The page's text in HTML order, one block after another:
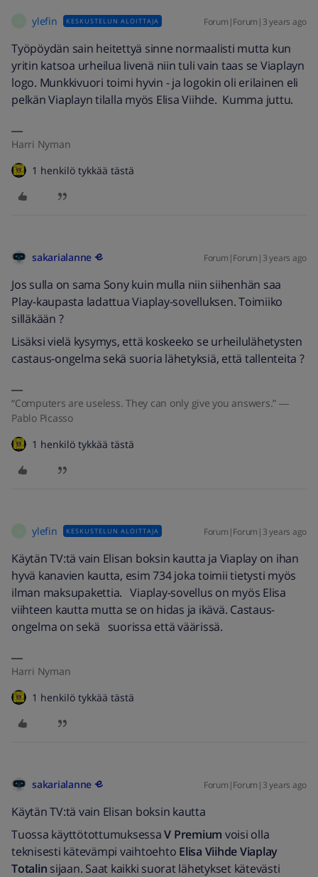
ylefin KESKUSTELUN ALOITTAJA Forum|Forum|3 years ago
Työpöydän sain heitettyä sinne normaalisti mutta kun
yritin katsoa urheilua livenä niin tuli vain taas se Viaplayn
logo. Munkkivuori toimi hyvin - ja logokin oli erilainen eli
pelkän Viaplayn tilalla myös Elisa Viihde. Kumma juttu.
Harri Nyman
1 henkilö tykkää tästä
sakarialanne Forum|Forum|3 years ago
Jos sulla on sama Sony kuin mulla niin siihenhän saa
Play-kaupasta ladattua Viaplay-sovelluksen. Toimiiko
silläkään ?
Lisäksi vielä kysymys, että koskeeko se urheilulähetysten
castaus-ongelma sekä suoria lähetyksiä, että tallenteita ?
“Computers are useless. They can only give you answers.” ―
Pablo Picasso
1 henkilö tykkää tästä
ylefin KESKUSTELUN ALOITTAJA Forum|Forum|3 years ago
Käytän TV:tä vain Elisan boksin kautta ja Viaplay on ihan
hyvä kanavien kautta, esim 734 joka toimii tietysti myös
ilman maksupakettia. Viaplay-sovellus on myös Elisa
viihteen kautta mutta se on hidas ja ikävä. Castaus-
ongelma on sekä suorissa että väärissä.
Harri Nyman
1 henkilö tykkää tästä
sakarialanne Forum|Forum|3 years ago
Käytän TV:tä vain Elisan boksin kautta
Tuossa käyttötottumuksessaV Premium voisi olla
teknisesti kätevämpi vaihtoehto Elisa Viihde Viaplay
Totalin sijaan. Saat kaikki suorat lähetykset kätevästi